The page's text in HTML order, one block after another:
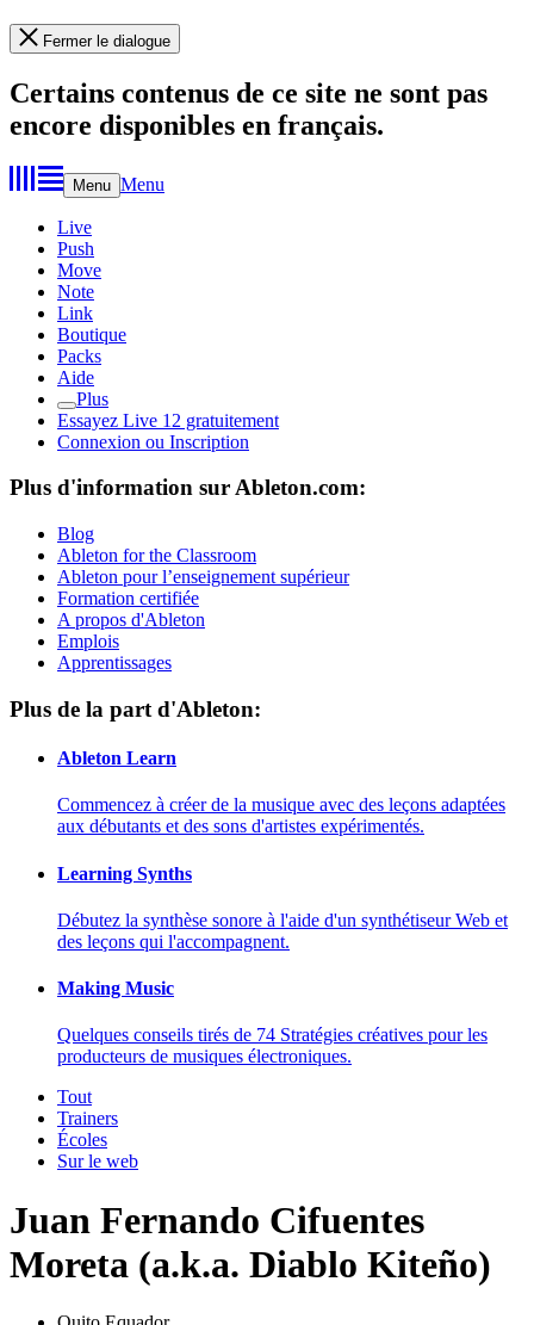
Fermer le dialogue
Certains contenus de ce site ne sont pas
encore disponibles en français.
Menu Menu
Live
Push
Move
Note
Link
Boutique
Packs
Aide
Plus
Essayez Live 12 gratuitement
Connexion ou Inscription
Plus d'information sur Ableton.com:
Blog
Ableton for the Classroom
Ableton pour l’enseignement supérieur
Formation certifiée
A propos d'Ableton
Emplois
Apprentissages
Plus de la part d'Ableton:
Ableton Learn
Commencez à créer de la musique avec des leçons adaptées
aux débutants et des sons d'artistes expérimentés.
Learning Synths
Débutez la synthèse sonore à l'aide d'un synthétiseur Web et
des leçons qui l'accompagnent.
Making Music
Quelques conseils tirés de 74 Stratégies créatives pour les
producteurs de musiques électroniques.
Tout
Trainers
Écoles
Sur le web
Juan Fernando Cifuentes
Moreta (a.k.a. Diablo Kiteño)